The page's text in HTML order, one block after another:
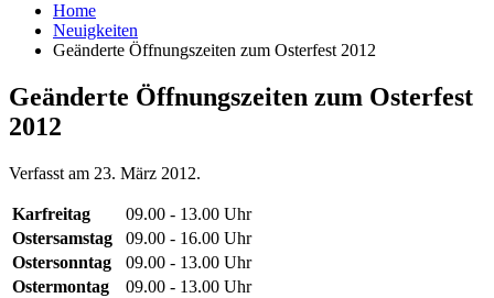
Home
Neuigkeiten
Geänderte Öffnungszeiten zum Osterfest 2012
Geänderte Öffnungszeiten zum Osterfest
2012
Verfasst am 23. März 2012.
Karfreitag
09.00 - 13.00 Uhr
Ostersamstag
09.00 - 16.00 Uhr
Ostersonntag
09.00 - 13.00 Uhr
Ostermontag
09.00 - 13.00 Uhr